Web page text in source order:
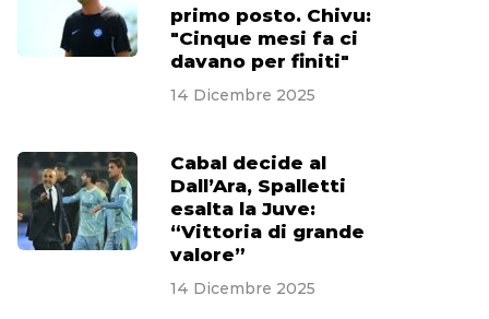
primo posto. Chivu:
"Cinque mesi fa ci
davano per finiti"
14 Dicembre 2025
Cabal decide al
Dall’Ara, Spalletti
esalta la Juve:
“Vittoria di grande
valore”
14 Dicembre 2025